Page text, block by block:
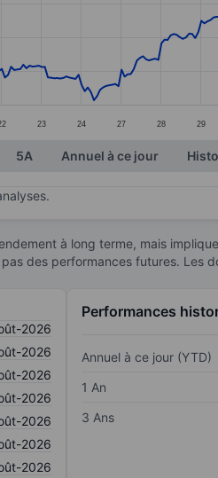
23 24 27 28 29
5A Annuel à ce jour
à long terme, mais
des performances futures. Les
2026
2026
2026
2026
2026
2026
2026
Performances
Annuel à ce jour (YTD)
1 An
3 Ans